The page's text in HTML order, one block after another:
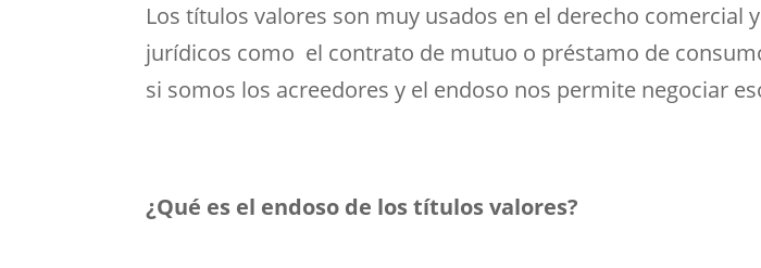
Los títulos valores son muy usados en el derecho comercial
jurídicos como el contrato de mutuo o préstamo de
si somos los acreedores y el endoso nos permite negociar
¿Qué es el endoso de los títulos valores?